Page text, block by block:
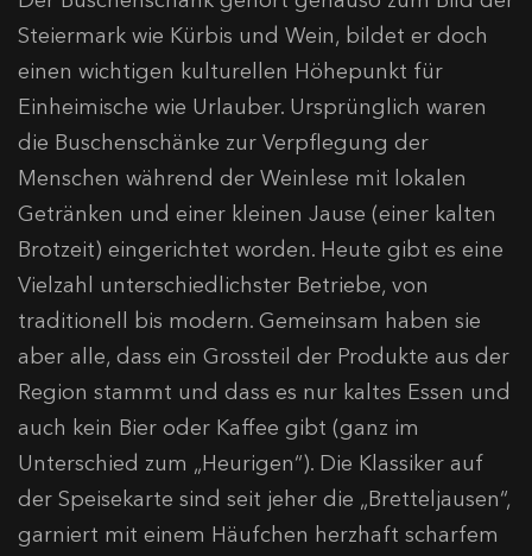
Steiermark wie Kürbis und Wein, bildet er doch
einen wichtigen kulturellen Höhepunkt für
Einheimische wie Urlauber. Ursprünglich waren
die Buschenschänke zur Verpflegung der
Menschen während der Weinlese mit lokalen
Getränken und einer kleinen Jause (einer kalten
Brotzeit) eingerichtet worden. Heute gibt es eine
Vielzahl unterschiedlichster Betriebe, von
traditionell bis modern. Gemeinsam haben sie
aber alle, dass ein Grossteil der Produkte aus der
Region stammt und dass es nur kaltes Essen und
auch kein Bier oder Kaffee gibt (ganz im
Unterschied zum „Heurigen“). Die Klassiker auf
der Speisekarte sind seit jeher die „Bretteljausen“,
garniert mit einem Häufchen herzhaft scharfem